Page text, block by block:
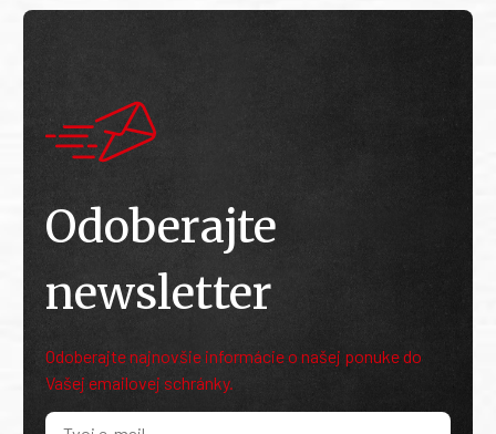
Odoberajte
newsletter
Odoberajte najnovšie informácie o našej ponuke do
Vašej emailovej schránky.